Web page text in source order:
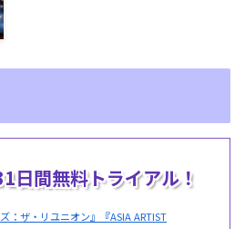
日間無料トライアル！
：ザ・リユニオン』『ASIA ARTIST